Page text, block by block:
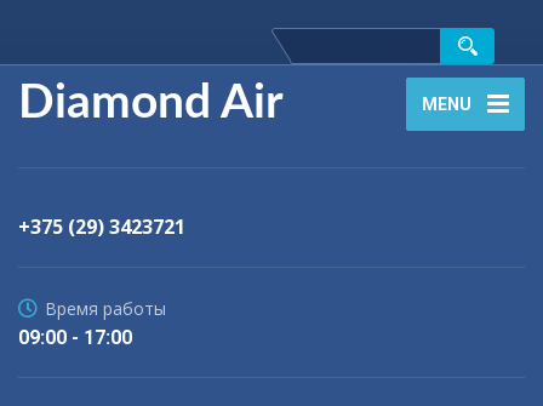
Diamond Air MENU
+375 (29) 3423721
Время работы
09:00 - 17:00